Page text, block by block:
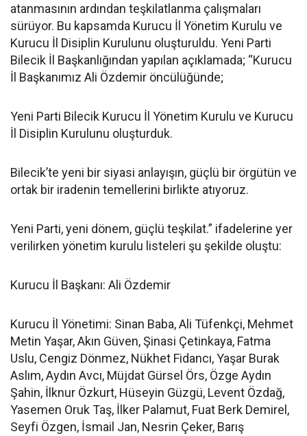
atanmasının ardından teşkilatlanma çalışmaları
sürüyor. Bu kapsamda Kurucu İl Yönetim Kurulu ve
Kurucu İl Disiplin Kurulunu oluşturuldu. Yeni Parti
Bilecik İl Başkanlığından yapılan açıklamada; “Kurucu
İl Başkanımız Ali Özdemir öncülüğünde;
Yeni Parti Bilecik Kurucu İl Yönetim Kurulu ve Kurucu
İl Disiplin Kurulunu oluşturduk.
Bilecik’te yeni bir siyasi anlayışın, güçlü bir örgütün ve
ortak bir iradenin temellerini birlikte atıyoruz.
Yeni Parti, yeni dönem, güçlü teşkilat.” ifadelerine yer
verilirken yönetim kurulu listeleri şu şekilde oluştu:
Kurucu İl Başkanı: Ali Özdemir
Kurucu İl Yönetimi: Sinan Baba, Ali Tüfenkçi, Mehmet
Metin Yaşar, Akın Güven, Şinasi Çetinkaya, Fatma
Uslu, Cengiz Dönmez, Nükhet Fidancı, Yaşar Burak
Aslım, Aydın Avcı, Müjdat Gürsel Örs, Özge Aydın
Şahin, İlknur Özkurt, Hüseyin Güzgü, Levent Özdağ,
Yasemen Oruk Taş, İlker Palamut, Fuat Berk Demirel,
Seyfi Özgen, İsmail Jan, Nesrin Çeker, Barış